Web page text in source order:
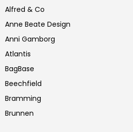
Alfred & Co
Anne Beate Design
Anni Gamborg
Atlantis
BagBase
Beechfield
Bramming
Brunnen